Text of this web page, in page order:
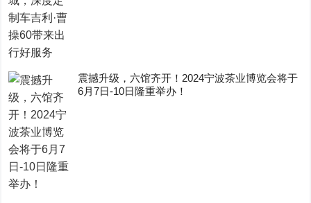
震撼升级，六馆齐开！2024宁波茶业博览会将于
6月7日-10日隆重举办！